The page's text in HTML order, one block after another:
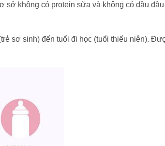
sở không có protein sữa và không có dầu
sơ sinh) đến tuổi đi học (tuổi thiếu niên).